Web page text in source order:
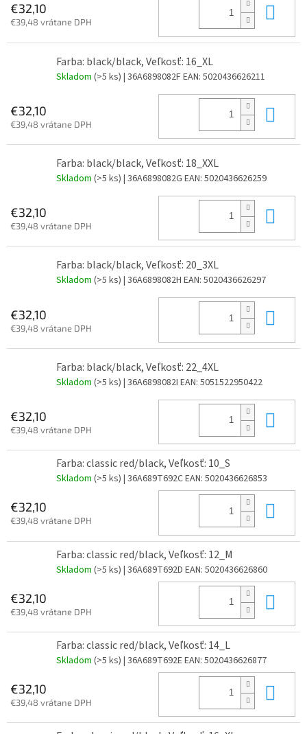
€32,10
€39,48 vrátane DPH
Farba: black/black, Veľkosť: 16_XL
Skladom (>5 ks) | 36A6898082F EAN: 5020436626211
€32,10
€39,48 vrátane DPH
Farba: black/black, Veľkosť: 18_XXL
Skladom (>5 ks) | 36A6898082G EAN: 5020436626259
€32,10
€39,48 vrátane DPH
Farba: black/black, Veľkosť: 20_3XL
Skladom (>5 ks) | 36A6898082H EAN: 5020436626297
€32,10
€39,48 vrátane DPH
Farba: black/black, Veľkosť: 22_4XL
Skladom (>5 ks) | 36A6898082I EAN: 5051522950422
€32,10
€39,48 vrátane DPH
Farba: classic red/black, Veľkosť: 10_S
Skladom (>5 ks) | 36A689T692CEAN: 5020436626853
€32,10
€39,48 vrátane DPH
Farba: classic red/black, Veľkosť: 12_M
Skladom (>5 ks) | 36A689T692D EAN: 5020436626860
€32,10
€39,48 vrátane DPH
Farba: classic red/black, Veľkosť: 14_L
Skladom (>5 ks) | 36A689T692EEAN: 5020436626877
€32,10
€39,48 vrátane DPH